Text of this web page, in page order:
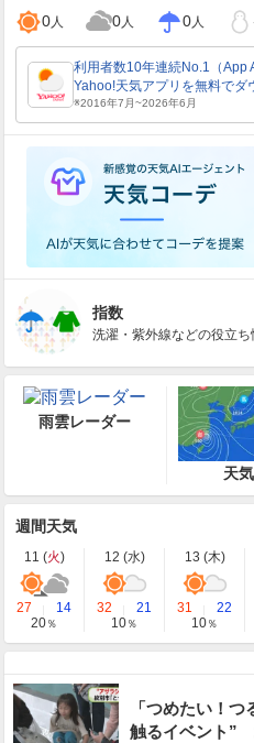
0人 0人 0人
指数
洗濯・紫外線などの役立ち
雨雲レーダー
天
週間天気
11 (火) 12 (水) 13 (木)
27
14
20％
32
21
10％
31
22
10％
「つめたい！
触るイベント”